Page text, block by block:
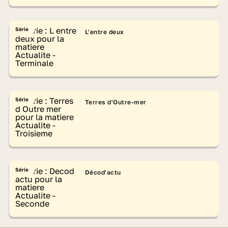
Série L'entre deux
Série Terres d'Outre-mer
Série Décod'actu